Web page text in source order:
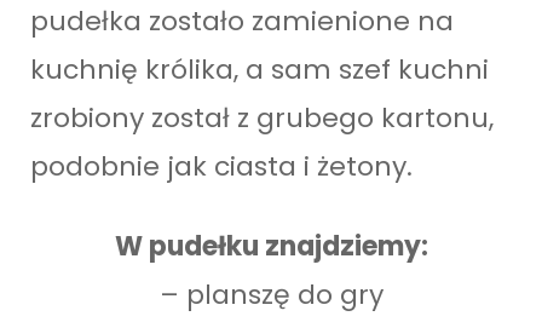
pudełka zostało zamienione na
kuchnię królika, a sam szef kuchni
zrobiony został z grubego kartonu,
podobnie jak ciasta i żetony.
W pudełku znajdziemy:
– planszę do gry